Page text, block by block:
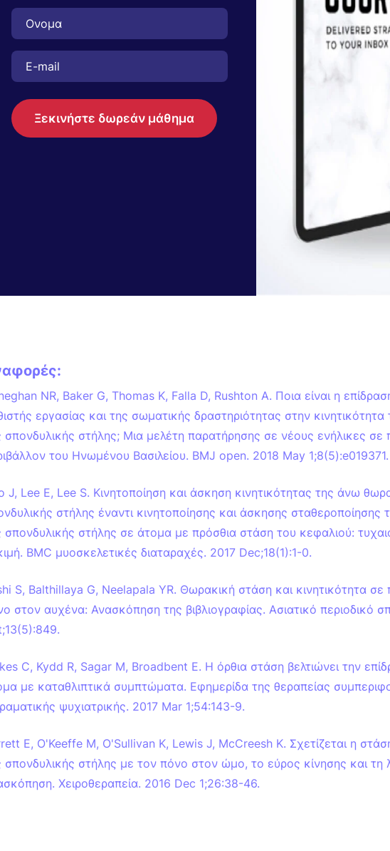
Ξεκινήστε δωρεάν μάθημα
NR, Baker G, Thomas K, Falla D, Rushton A. Ποια είναι η
εργασίας και της σωματικής δραστηριότητας στην
σπονδυλικής στήλης; Μια μελέτη παρατήρησης σε νέους ενήλικες σε
του Ηνωμένου Βασιλείου. BMJ open. 2018 May 1;8(5):e019371.
J, Lee E, Lee S. Κινητοποίηση και άσκηση κινητικότητας της άνω
στήλης έναντι κινητοποίησης και άσκησης σταθεροποίησης
σπονδυλικής στήλης σε άτομα με πρόσθια στάση του κεφαλιού:
BMC μυοσκελετικές διαταραχές. 2017 Dec;18(1):1-0.
S, Balthillaya G, Neelapala YR. Θωρακική στάση και κινητικότητα
στον αυχένα: Ανασκόπηση της βιβλιογραφίας. Ασιατικό περιοδικό
C, Kydd R, Sagar M, Broadbent E. Η όρθια στάση βελτιώνει την
με καταθλιπτικά συμπτώματα. Εφημερίδα της θεραπείας
ψυχιατρικής. 2017 Mar 1;54:143-9.
E, O'Keeffe M, O'Sullivan K, Lewis J, McCreesh K. Σχετίζεται η
σπονδυλικής στήλης με τον πόνο στον ώμο, το εύρος κίνησης και τη
Χειροθεραπεία. 2016 Dec 1;26:38-46.